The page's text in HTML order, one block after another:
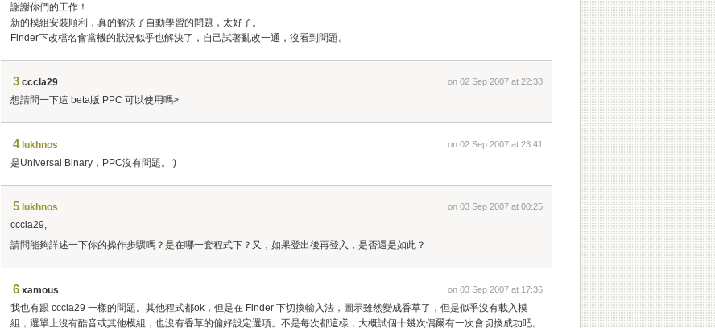
謝謝你們的工作！
新的模組安裝順利，真的解決了自動學習的問題，太好了。
Finder下改檔名會當機的狀況似乎也解決了，自己試著亂改一通，沒看到問題。
on 02 Sep 2007 at 22:38
3 cccla29
想請問一下這 beta版 PPC 可以使用嗎>
on 02 Sep 2007 at 23:41
4 lukhnos
是Universal Binary，PPC沒有問題。:)
on 03 Sep 2007 at 00:25
5 lukhnos
cccla29,
請問能夠詳述一下你的操作步驟嗎？是在哪一套程式下？又，如果登出後再登入，是否還是如此？
on 03 Sep 2007 at 17:36
6 xamous
我也有跟 cccla29 一樣的問題。其他程式都ok，但是在 Finder 下切換輸入法，圖示雖然變成香草了，但是似乎沒有載入模
組，選單上沒有酷音或其他模組，也沒有香草的偏好設定選項。不是每次都這樣，大概試個十幾次偶爾有一次會切換成功吧。